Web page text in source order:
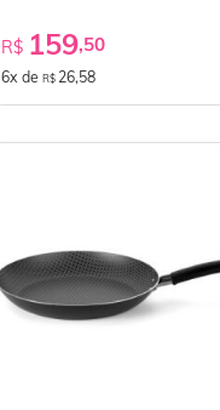
R$ 159,50
6x deR$ 26,58